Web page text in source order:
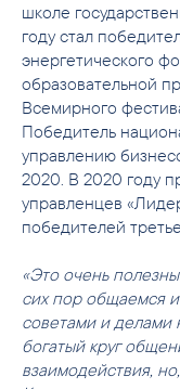
школе
году стал
энергетического
образовательной
Всемирного
Победитель
управлению
2020. В 2020 году
управленцев
победителей
«Это очень
сих пор общаемся
советами и делами
богатый круг
взаимодействия,